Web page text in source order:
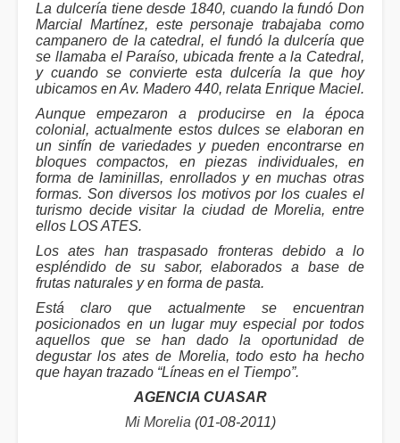
La dulcería tiene desde 1840, cuando la fundó Don
Marcial Martínez, este personaje trabajaba como
campanero de la catedral, el fundó la dulcería que
se llamaba el Paraíso, ubicada frente a la Catedral,
y cuando se convierte esta dulcería la que hoy
ubicamos en Av. Madero 440, relata Enrique Maciel.
Aunque empezaron a producirse en la época
colonial, actualmente estos dulces se elaboran en
un sinfín de variedades y pueden encontrarse en
bloques compactos, en piezas individuales, en
forma de laminillas, enrollados y en muchas otras
formas. Son diversos los motivos por los cuales el
turismo decide visitar la ciudad de Morelia, entre
ellos LOS ATES.
Los ates han traspasado fronteras debido a lo
espléndido de su sabor, elaborados a base de
frutas naturales y en forma de pasta.
Está claro que actualmente se encuentran
posicionados en un lugar muy especial por todos
aquellos que se han dado la oportunidad de
degustar los ates de Morelia, todo esto ha hecho
que hayan trazado “Líneas en el Tiempo”.
AGENCIA CUASAR
Mi Morelia (01-08-2011)